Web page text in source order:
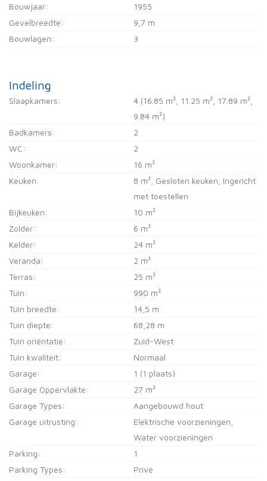
Bouwjaar:
1955
Gevelbreedte:
9,7 m
Bouwlagen:
3
Indeling
Slaapkamers: 4 (16.85 m², 11.25 m², 17.89 m²,
9.84 m²)
Badkamers:
2
WC:
2
Woonkamer:
16 m²
Keuken:
8 m² , Gesloten keuken, Ingericht
met toestellen
Bijkeuken:
10 m²
Zolder:
6 m²
Kelder:
24 m²
Veranda:
2 m²
Terras:
25 m²
Tuin:
990 m²
Tuin breedte:
14,5 m
Tuin diepte:
68,28 m
Tuin oriëntatie:
Zuid-West
Tuin kwaliteit:
Normaal
Garage:
1 (1 plaats)
Garage Oppervlakte:
27 m²
Garage Types:
Aangebouwd hout
Garage uitrusting:
Elektrische voorzieningen,
Water voorzieningen
Parking:
1
Parking Types:
Privé